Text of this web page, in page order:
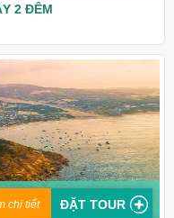
2 ĐÊM
chi tiết ĐẶT TOUR